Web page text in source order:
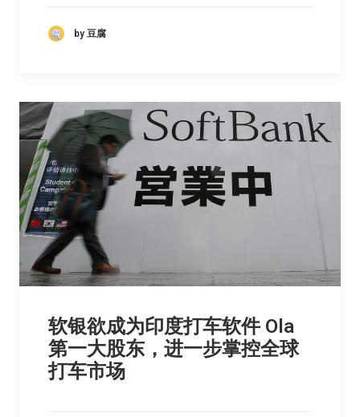
by 豆腐
软银欲成为印度打车软件 Ola
第一大股东，进一步掌控全球
打车市场